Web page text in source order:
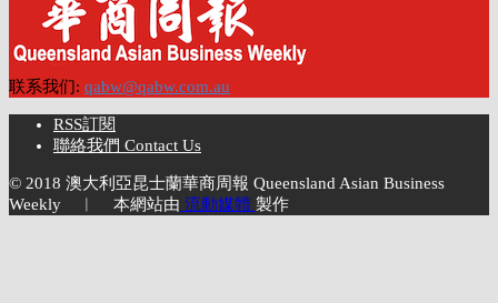
联系我们: qabw@qabw.com.au
RSS訂閱
聯絡我們 Contact Us
© 2018 澳大利亞昆士蘭華商周報 Queensland Asian Business
Weekly ︱ 本網站由 流動媒體 製作